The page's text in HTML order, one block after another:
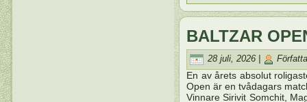
BALTZAR
28 juli, 2026 |
En av årets absolut
Open är en tvådagars
Vinnare Sirivit Somchit,